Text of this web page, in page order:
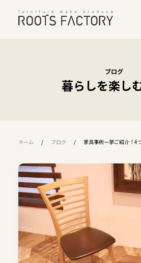
ブログ
暮らしを楽し
ホーム ブログ 家具事例一挙ご紹介！4